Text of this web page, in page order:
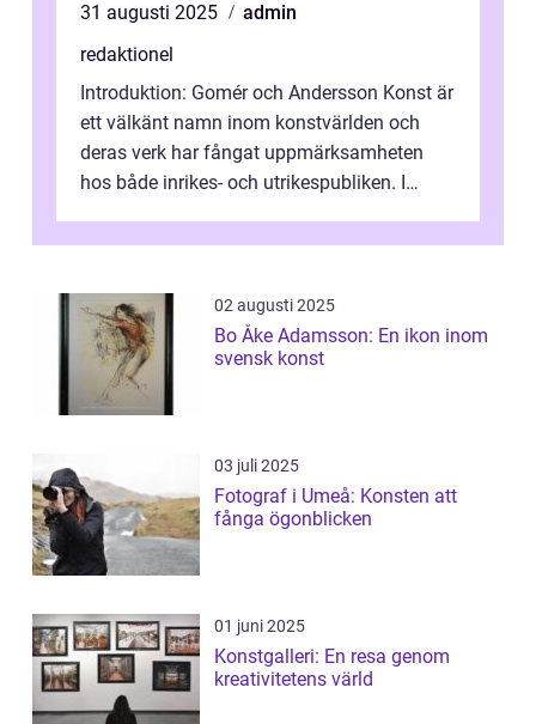
31 augusti 2025
admin
redaktionel
Introduktion: Gomér och Andersson Konst är
ett välkänt namn inom konstvärlden och
deras verk har fångat uppmärksamheten
hos både inrikes- och utrikespubliken. I
02 augusti 2025
Bo Åke Adamsson: En ikon inom
svensk konst
03 juli 2025
Fotograf i Umeå: Konsten att
fånga ögonblicken
01 juni 2025
Konstgalleri: En resa genom
kreativitetens värld